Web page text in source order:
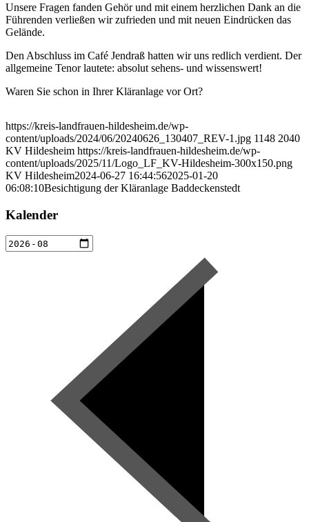
Unsere Fragen fanden Gehör und mit einem herzlichen Dank an die
Führenden verließen wir zufrieden und mit neuen Eindrücken das
Gelände.
Den Abschluss im Café Jendraß hatten wir uns redlich verdient. Der
allgemeine Tenor lautete: absolut sehens- und wissenswert!
Waren Sie schon in Ihrer Kläranlage vor Ort?
https://kreis-landfrauen-hildesheim.de/wp-
content/uploads/2024/06/20240626_130407_REV-1.jpg 1148 2040
KV Hildesheim https://kreis-landfrauen-hildesheim.de/wp-
content/uploads/2025/11/Logo_LF_KV-Hildesheim-300x150.png
KV Hildesheim2024-06-27 16:44:562025-01-20
06:08:10Besichtigung der Kläranlage Baddeckenstedt
Kalender